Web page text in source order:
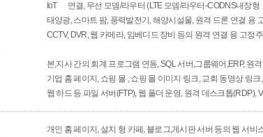
IoT 연결, 무선 모뎀/라우터 (LTE 모뎀/라우터-CODNS내장형
태양광, 스마트 팜, 풍력발전기, 해양시설물, 원격 드론 연결 용
CCTV, DVR, 웹 카메라, 임베디드 장비 등의 원격 연결 용 고정
본,지사 간의 회계 프로그램 연동, SQL 서버,그룹웨어,ERP, 원
기업 홈 페이지, 쇼핑 몰 , 쇼핑 몰 이미지 링크, 교회 동영상 링
웹 하드 등 파일 서버(FTP), 웹 폴더 운영, 원격 데스크톱(RDP),
개인 홈 페이지, 설치 형 카페, 블로그,게시판 서버 등의 웹 서비